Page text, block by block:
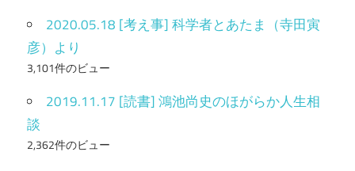
2020.05.18 [考え事] 科学者とあたま（寺田寅
彦）より
3,101件のビュー
2019.11.17 [読書] 鴻池尚史のほがらか人生相
談
2,362件のビュー